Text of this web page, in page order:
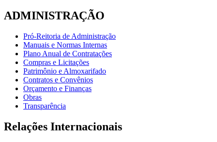
ADMINISTRAÇÃO
Pró-Reitoria de Administração
Manuais e Normas Internas
Plano Anual de Contratações
Compras e Licitações
Patrimônio e Almoxarifado
Contratos e Convênios
Orçamento e Finanças
Obras
Transparência
Relações Internacionais